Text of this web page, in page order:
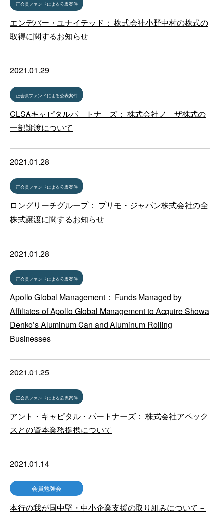
正会員ファンドによる公表案件
エンデバー・ユナイテッド： 株式会社小野中村の株式の
取得に関するお知らせ
2021.01.29
正会員ファンドによる公表案件
CLSAキャピタルパートナーズ： 株式会社ノーザ株式の
一部譲渡について
2021.01.28
正会員ファンドによる公表案件
ロングリーチグループ： プリモ・ジャパン株式会社の全
株式譲渡に関するお知らせ
2021.01.28
正会員ファンドによる公表案件
Apollo Global Management： Funds Managed by
Affiliates of Apollo Global Management to Acquire Showa
Denko’s Aluminum Can and Aluminum Rolling
Businesses
2021.01.25
正会員ファンドによる公表案件
アント・キャピタル・パートナーズ： 株式会社アペック
スとの資本業務提携について
2021.01.14
会員勉強会
本行の我が国中堅・中小企業支援の取り組みについて－